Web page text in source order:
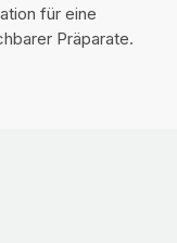
für eine
Präparate.